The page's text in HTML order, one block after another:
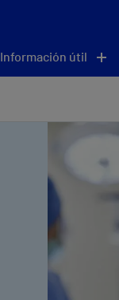
Información útil